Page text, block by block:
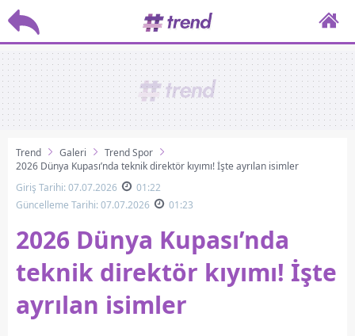
Trend Galeri
Trend Spor
2026 Dünya Kupası’nda teknik direktör kıyımı! İşte ayrılan isimler
Giriş Tarihi: 07.07.2026
01:22
Güncelleme Tarihi: 07.07.2026
01:23
2026 Dünya Kupası’nda
teknik direktör kıyımı! İşte
ayrılan isimler